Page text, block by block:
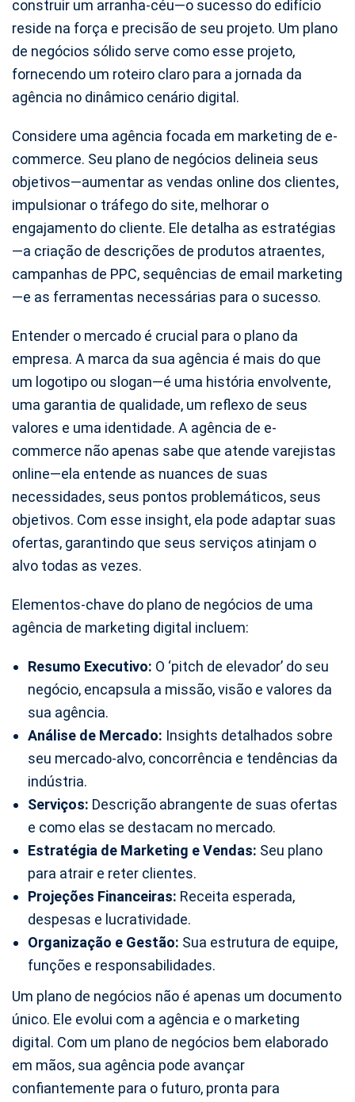
construir um arranha-céu—o sucesso do edifício
reside na força e precisão de seu projeto. Um plano
de negócios sólido serve como esse projeto,
fornecendo um roteiro claro para a jornada da
agência no dinâmico cenário digital.
Considere uma agência focada em marketing de e-
commerce. Seu plano de negócios delineia seus
objetivos—aumentar as vendas online dos clientes,
impulsionar o tráfego do site, melhorar o
engajamento do cliente. Ele detalha as estratégias
—a criação de descrições de produtos atraentes,
campanhas de PPC, sequências de email marketing
—e as ferramentas necessárias para o sucesso.
Entender o mercado é crucial para o plano da
empresa. A marca da sua agência é mais do que
um logotipo ou slogan—é uma história envolvente,
uma garantia de qualidade, um reflexo de seus
valores e uma identidade. A agência de e-
commerce não apenas sabe que atende varejistas
online—ela entende as nuances de suas
necessidades, seus pontos problemáticos, seus
objetivos. Com esse insight, ela pode adaptar suas
ofertas, garantindo que seus serviços atinjam o
alvo todas as vezes.
Elementos-chave do plano de negócios de uma
agência de marketing digital incluem:
Resumo Executivo: O ‘pitch de elevador’ do seu
negócio, encapsula a missão, visão e valores da
sua agência.
Análise de Mercado: Insights detalhados sobre
seu mercado-alvo, concorrência e tendências da
indústria.
Serviços: Descrição abrangente de suas ofertas
e como elas se destacam no mercado.
Estratégia de Marketing e Vendas: Seu plano
para atrair e reter clientes.
Projeções Financeiras: Receita esperada,
despesas e lucratividade.
Organização e Gestão: Sua estrutura de equipe,
funções e responsabilidades.
Um plano de negócios não é apenas um documento
único. Ele evolui com a agência e o marketing
digital. Com um plano de negócios bem elaborado
em mãos, sua agência pode avançar
confiantemente para o futuro, pronta para